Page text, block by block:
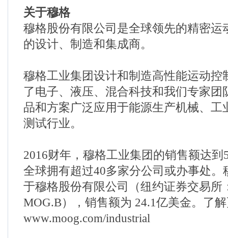
关于穆格
穆格股份有限公司是全球领先的精密运
的设计、制造和集成商。
穆格工业集团设计和制造高性能运动控
了电子、液压、混合科技和我们专家团
品和方案广泛应用于能源生产机械、工
测试行业。
2016财年，穆格工业集团的销售额达到
全球拥有超过40多家分公司或办事处。
于穆格股份有限公司（纽约证券交易所
MOG.B），销售额为 24.1亿美金。了
www.moog.com/industrial